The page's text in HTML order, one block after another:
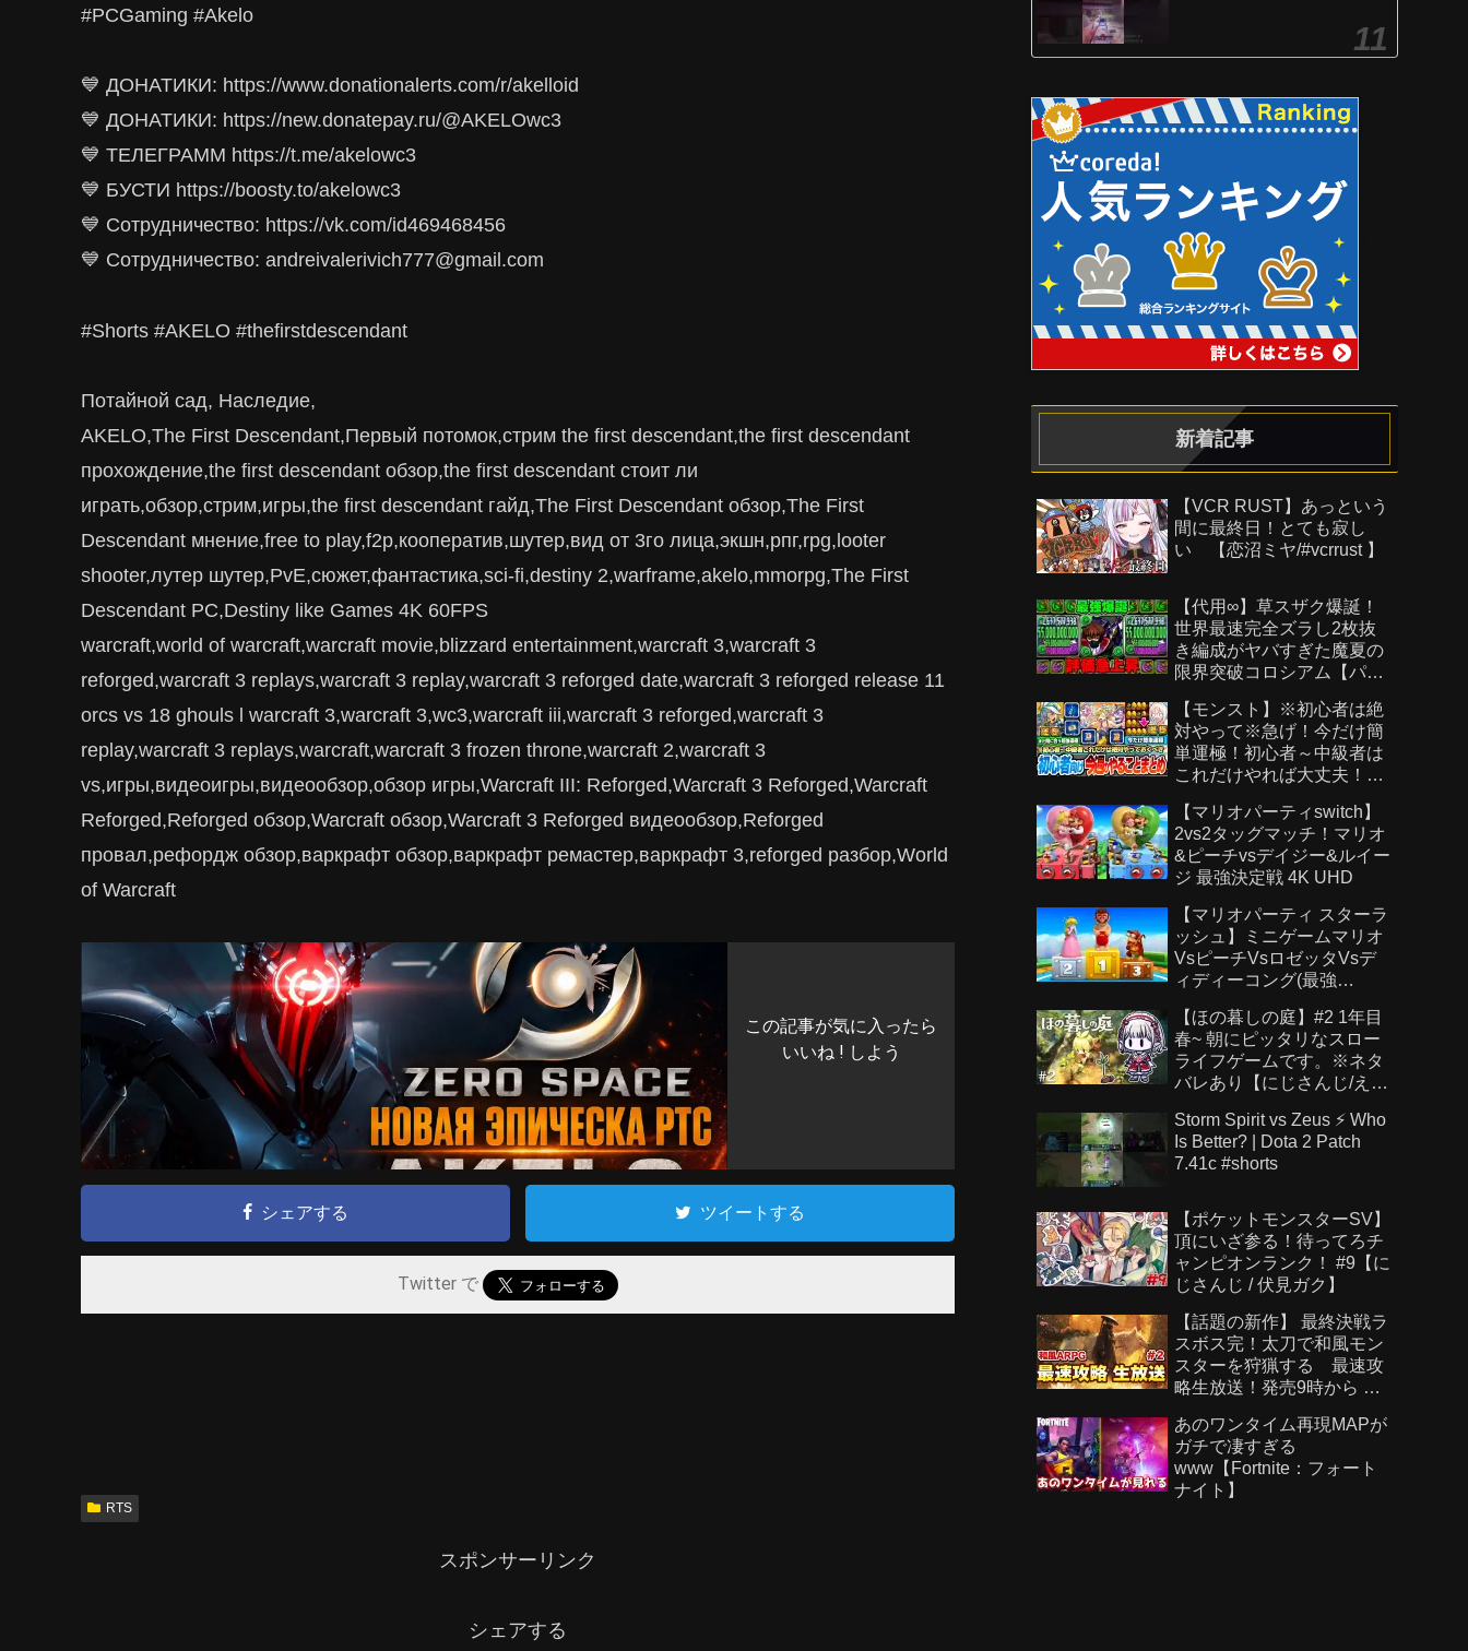
#PCGaming #Akelo
💙 ДОНАТИКИ: https://www.donationalerts.com/r/akelloid
💙 ДОНАТИКИ: https://new.donatepay.ru/@AKELOwc3
💙 ТЕЛЕГРАММ https://t.me/akelowc3
💙 БУСТИ https://boosty.to/akelowc3
💙 Сотрудничество: https://vk.com/id469468456
💙 Сотрудничество: andreivalerivich777@gmail.com
#Shorts #AKELO #thefirstdescendant
Потайной сад, Наследие,
AKELO,The First Descendant,Первый потомок,стрим the first descendant,the first descendant
прохождение,the first descendant обзор,the first descendant стоит ли
играть,обзор,стрим,игры,the first descendant гайд,The First Descendant обзор,The First
Descendant мнение,free to play,f2p,кооператив,шутер,вид от 3го лица,экшн,рпг,rpg,looter
shooter,лутер шутер,PvE,сюжет,фантастика,sci-fi,destiny 2,warframe,akelo,mmorpg,The First
Descendant PC,Destiny like Games 4K 60FPS
warcraft,world of warcraft,warcraft movie,blizzard entertainment,warcraft 3,warcraft 3
reforged,warcraft 3 replays,warcraft 3 replay,warcraft 3 reforged date,warcraft 3 reforged release 11
orcs vs 18 ghouls l warcraft 3,warcraft 3,wc3,warcraft iii,warcraft 3 reforged,warcraft 3
replay,warcraft 3 replays,warcraft,warcraft 3 frozen throne,warcraft 2,warcraft 3
vs,игры,видеоигры,видеообзор,обзор игры,Warcraft III: Reforged,Warcraft 3 Reforged,Warcraft
Reforged,Reforged обзор,Warcraft обзор,Warcraft 3 Reforged видеообзор,Reforged
провал,рефордж обзор,варкрафт обзор,варкрафт ремастер,варкрафт 3,reforged разбор,World
of Warcraft
この記事が気に入ったら
いいね ! しよう
シェアする ツイートする
Twitter で
RTS
スポンサーリンク
シェアする
新着記事
【VCR RUST】あっという
間に最終日！とても寂し
い 【恋沼ミヤ/#vcrrust 】
【代用∞】草スザク爆誕！
世界最速完全ズラし2枚抜
き編成がヤバすぎた魔夏の
限界突破コロシアム【パズ
【モンスト】※初心者は絶
対やって※急げ！今だけ簡
単運極！初心者～中級者は
これだけやれば大丈夫！作
い運極を見逃すな！【モン
スト夏休み2026】へっぽこ
ストライカー
【マリオパーティswitch】
2vs2タッグマッチ！マリオ
&ピーチvsデイジー&ルイー
ジ 最強決定戦 4K UHD
【マリオパーティ スターラ
ッシュ】ミニゲームマリオ
VsピーチVsロゼッタVsデ
ィディーコング(最強
【ほの暮しの庭】#2 1年目
春~ 朝にピッタリなスロー
ライフゲームです。※ネタ
バレあり【にじさんじ/え
Storm Spirit vs Zeus ⚡ Who
Is Better? | Dota 2 Patch
7.41c #shorts
【ポケットモンスターSV】
頂にいざ参る！待ってろチ
ャンピオンランク！ #9【に
じさんじ / 伏見ガク】
【話題の新作】 最終決戦ラ
スボス完！太刀で和風モン
スターを狩猟する 最速攻
略生放送！発売9時から ラ
Reincarnation】
あのワンタイム再現MAPが
ガチで凄すぎる
www【Fortnite：フォート
ナイト】